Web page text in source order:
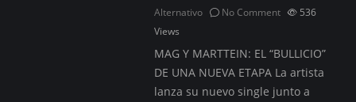
Alternativo
No Comment
536
Views
MAG Y MARTTEIN: EL “BULLICIO”
DE UNA NUEVA ETAPA La artista
lanza su nuevo single junto a